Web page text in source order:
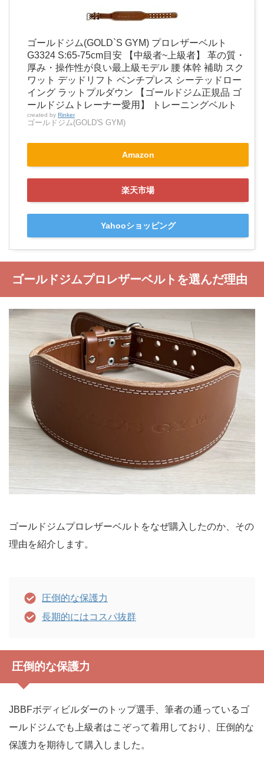
ゴールドジム(GOLD`S GYM) プロレザーベルト
G3324 S:65-75cm目安 【中級者~上級者】 革の質・
厚み・操作性が良い最上級モデル 腰 体幹 補助 スク
ワット デッドリフト ベンチプレス シーテッドロー
イング ラットプルダウン 【ゴールドジム正規品 ゴ
ールドジムトレーナー愛用】 トレーニングベルト
created by Rinker
ゴールドジム(GOLD'S GYM)
Amazon
楽天市場
Yahooショッピング
ゴールドジムプロレザーベルトを選んだ理由
ゴールドジムプロレザーベルトをなぜ購入したのか、その
理由を紹介します。
圧倒的な保護力
長期的にはコスパ抜群
圧倒的な保護力
JBBFボディビルダーのトップ選手、筆者の通っているゴ
ールドジムでも上級者はこぞって着用しており、圧倒的な
保護力を期待して購入しました。